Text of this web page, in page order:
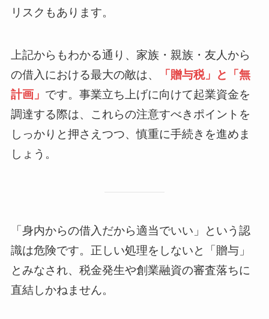
リスクもあります。
上記からもわかる通り、家族・親族・友人から
の借入における最大の敵は、
「贈与税」と「無
計画」 です。事業立ち上げに向けて起業資金を
調達する際は、これらの注意すべきポイントを
しっかりと押さえつつ、慎重に手続きを進めま
しょう。
「身内からの借入だから適当でいい」という認
識は危険です。正しい処理をしないと「贈与」
とみなされ、税金発生や創業融資の審査落ちに
直結しかねません。